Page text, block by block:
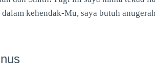
kehendak-Mu, saya butuh